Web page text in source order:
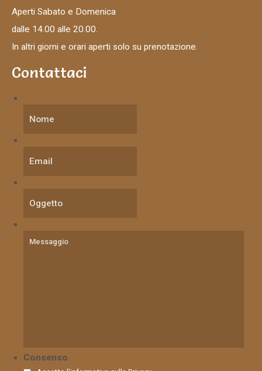
Aperti Sabato e Domenica
dalle 14.00 alle 20.00.
In altri giorni e orari aperti solo su prenotazione.
Contattaci
Consenso